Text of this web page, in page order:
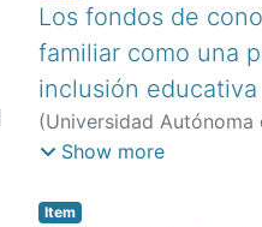
Los fondos de
familiar como una
inclusión educativa
(Universidad Autónoma
California. Instituto de
Docampo, Laura
Show more
Item